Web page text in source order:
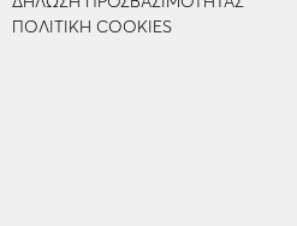
ΠΟΛΙΤΙΚΉ COOKIES